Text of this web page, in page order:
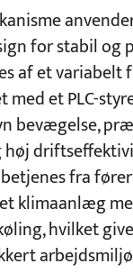
for stabil og
af et variabelt
med et PLC-
bevægelse,
fra
klimaanlæg
hvilket